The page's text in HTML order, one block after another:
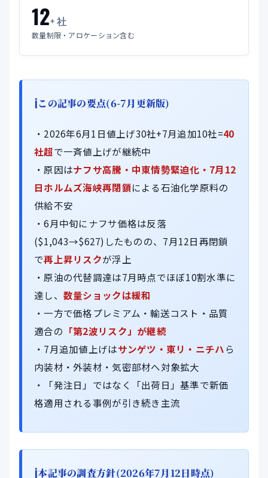
12+ 社
数量制限・アロケーション含む
この記事の要点(6-7月更新版)
・2026年6月1日値上げ30社+7月追加10社=40
社超で一斉値上げが継続中
・原因はナフサ高騰・中東情勢緊迫化・7月12
日ホルムズ海峡再閉鎖による石油化学原料の
供給不安
・6月中旬にナフサ価格は反落
($1,043→$627)したものの、7月12日再閉鎖
で再上昇リスクが浮上
・原油の代替調達は7月時点でほぼ10割水準に
達し、 数量ショックは緩和
・一方で価格プレミアム・輸送コスト・品質
適合の 「第2波リスク」が継続
・7月追加値上げはサンゲツ・東リ・ニチハ ら
内装材・外装材・気密部材へ対象拡大
・「発注日」ではなく「出荷日」基準で新価
格適用される事例が引き続き主流
本記事の調査方針(2026年7月12日時点)